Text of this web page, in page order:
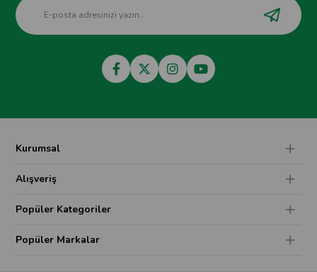
Kurumsal
Alışveriş
Popüler Kategoriler
Popüler Markalar